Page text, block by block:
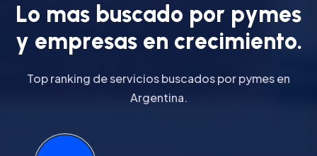
Lo mas buscado por pymes
y empresas en crecimiento.
Top ranking de servicios buscados por pymes en
Argentina.